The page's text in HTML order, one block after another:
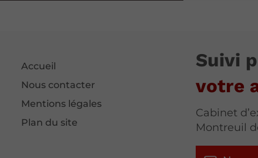
Accueil
Nous contacter
Mentions légales
Plan du site
Suivi
votre
Cabinet
Montreuil